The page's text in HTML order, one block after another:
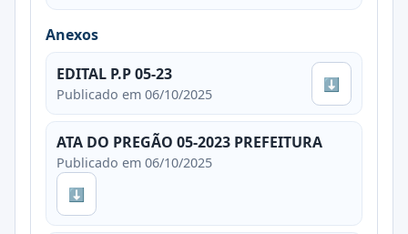
Anexos
EDITAL P.P 05-23
Publicado em 06/10/2025
⬇
ATA DO PREGÃO 05-2023 PREFEITURA
Publicado em 06/10/2025
⬇